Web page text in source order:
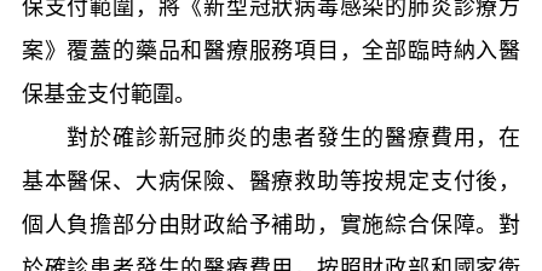
案》覆蓋的藥品和醫療服務項目，全部臨時納入醫
保基金支付範圍。
對於確診新冠肺炎的患者發生的醫療費用，在
基本醫保、大病保險、醫療救助等按規定支付後，
個人負擔部分由財政給予補助，實施綜合保障。對